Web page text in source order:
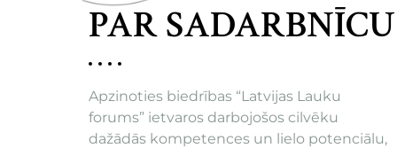
PAR SADARBNĪCU
Apzinoties biedrības “Latvijas Lauku
forums” ietvaros darbojošos cilvēku
dažādās kompetences un lielo potenciālu,